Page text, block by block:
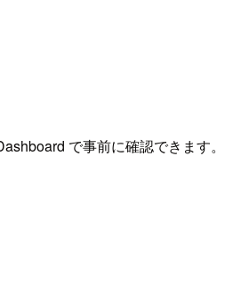
で事前に確認できます